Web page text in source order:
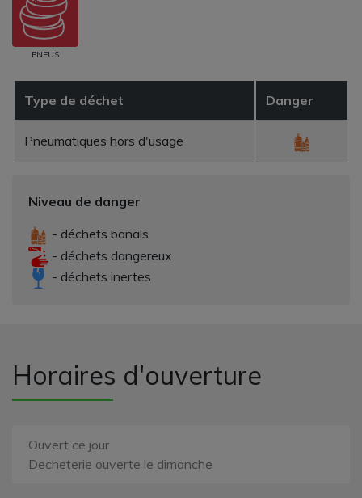
Type de déchet Danger
Pneumatiques hors d'usage
Niveau de danger
- déchets banals
- déchets dangereux
- déchets inertes
PNEUS
Horaires d'ouverture
Ouvert ce jour
Decheterie ouverte le dimanche